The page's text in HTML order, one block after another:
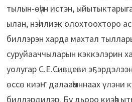
тылын-өһүн истэн,
ылан, нэһилиэк олохтоохторо
биллэрэн харда махтал
суруйааччыларын кэккэлэрин
уолугар С.Е.Сивцеви
өссө киэҥ далааһыннаах үлэни
биллэрдилэр. Бу дьоро киэһэ